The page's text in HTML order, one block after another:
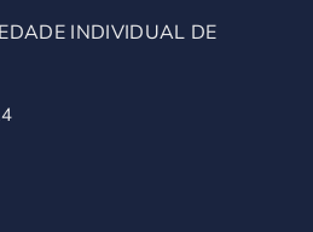
INDIVIDUAL DE